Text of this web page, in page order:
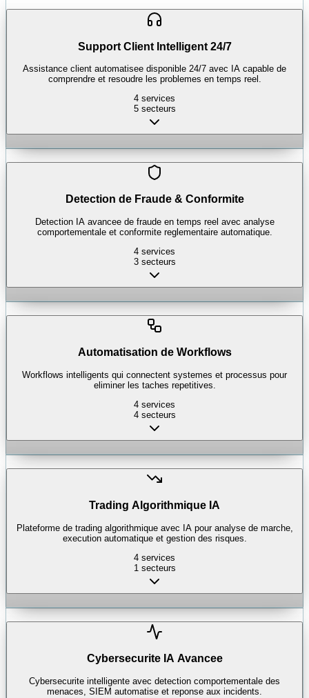
Support Client Intelligent 24/7
Assistance client automatisee disponible 24/7 avec IA capable de
comprendre et resoudre les problemes en temps reel.
4 services
5secteurs
Detection de Fraude & Conformite
Detection IA avancee de fraude en temps reel avec analyse
comportementale et conformite reglementaire automatique.
4 services
3secteurs
Automatisation de Workflows
Workflows intelligents qui connectent systemes et processus pour
eliminer les taches repetitives.
4 services
4secteurs
Trading Algorithmique IA
Plateforme de trading algorithmique avec IA pour analyse de marche,
execution automatique et gestion des risques.
4 services
1secteurs
Cybersecurite IA Avancee
Cybersecurite intelligente avec detection comportementale des
menaces, SIEM automatise et reponse aux incidents.